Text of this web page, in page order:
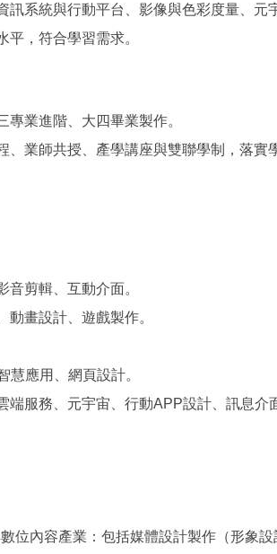
訊系統與行動平台、影像與色彩度量、
，符合學習需求。
業進階、大四畢業製作。
業師共授、產學講座與雙聯學制，落實
音剪輯、 互動介面。
畫設計、遊戲製作。
慧應用、網頁設計。
服務、元宇宙、行動APP設計、訊息介
位內容產業：包括媒體設計製作（形象